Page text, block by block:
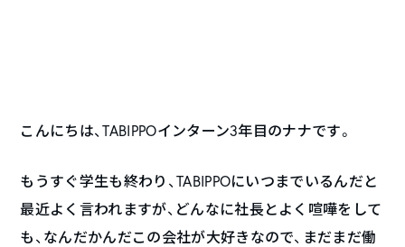
こんにちは、TABIPPOインターン3年目のナナです。
もうすぐ学生も終わり、TABIPPOにいつまでいるんだと
最近よく言われますが、どんなに社長とよく喧嘩をして
も、なんだかんだこの会社が大好きなので、まだまだ働